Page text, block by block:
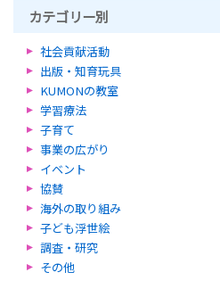
カテゴリー別
社会貢献活動
出版・知育玩具
KUMONの教室
学習療法
子育て
事業の広がり
イベント
協賛
海外の取り組み
子ども浮世絵
調査・研究
その他